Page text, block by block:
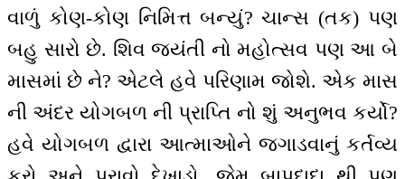
વાળું કોણ-કોણ નિમિત્ત બન્યું? ચાન્સ (તક) પણ
બહુ સારો છે. શિવ જયંતી નો મહોત્સવ પણ આ બે
માસમાં છે ને? એટલે હવે પરિણામ જોશે. એક માસ
ની અંદર યોગબળ ની પ્રાપ્તિ નો શું અનુભવ કર્યો?
હવે યોગબળ દ્વારા આત્માઓને જગાડવાનું કર્તવ્ય